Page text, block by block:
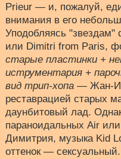
Prieur — и, пожалуй,
внимания в его
Уподобляясь "звездам"
или Dimitri from Paris,
старые пластинки +
иструментария +
вид трип-хопа — Жан-Ив
реставрацией старых
даунбитовый лад.
параноидальных Air
Димитрия, музыка Kid
оттенок —